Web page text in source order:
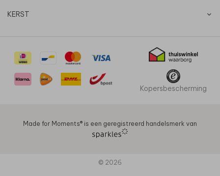
KERST
Kopersbescherming
Made for Moments®️ is een geregistreerd handelsmerk van
© 2026